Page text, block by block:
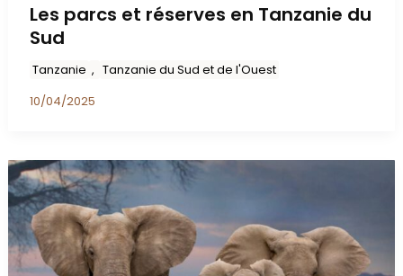
Les parcs et réserves en Tanzanie du
Sud
Tanzanie , Tanzanie du Sud et de l'Ouest
10/04/2025